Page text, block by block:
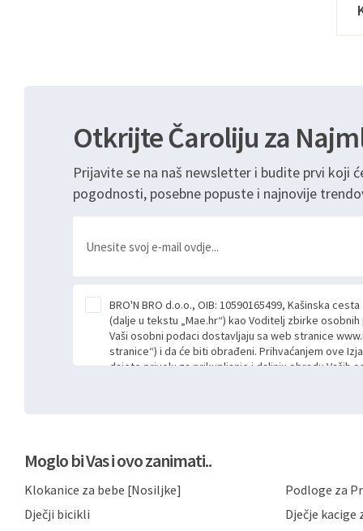
Otkrijte Čaroliju za
Prijavite se na naš newsletter i budite prvi koji
pogodnosti, posebne popuste i najnovije
BRO'N BRO d.o.o., OIB: 10590165499, Kašinska
(dalje u tekstu „Mae.hr“) kao Voditelj zbirke
Vaši osobni podaci dostavljaju sa web stranice
stranice“) i da će biti obrađeni. Prihvaćanjem ove
dajete privolu za prikupljanje i daljnju obradu Vaših
možete pročitati ovdje, sukladno Politici
primjenu odgovarajućih tehničkih i sigurnosnih
privatnost svojih korisnika i posjetitelja web
Moglo bi Vas i ovo zanimati..
Klokanice za bebe [Nosiljke]
Podloge za
Dječji bicikli
Dječje kacige